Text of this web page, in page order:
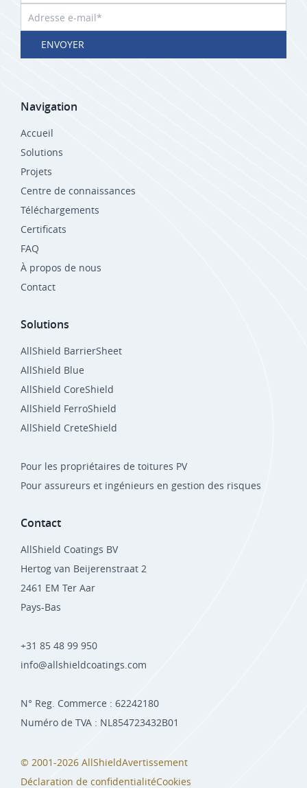
ENVOYER
Navigation
Accueil
Solutions
Projets
Centre de connaissances
Téléchargements
Certificats
FAQ
À propos de nous
Contact
Solutions
AllShield BarrierSheet
AllShield Blue
AllShield CoreShield
AllShield FerroShield
AllShield CreteShield
Pour les propriétaires de toitures PV
Pour assureurs et ingénieurs en gestion des risques
Contact
AllShield Coatings BV
Hertog van Beijerenstraat 2
2461 EM Ter Aar
Pays-Bas
+31 85 48 99 950
info@allshieldcoatings.com
N° Reg. Commerce : 62242180
Numéro de TVA : NL854723432B01
© 2001-2026 AllShieldAvertissement
Déclaration de confidentialitéCookies